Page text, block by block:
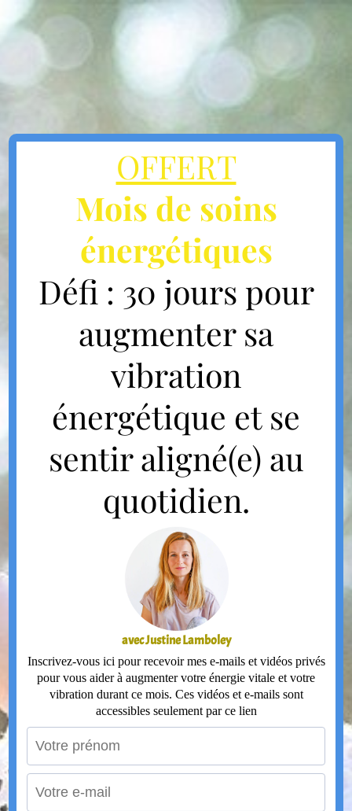
OFFERT
Mois de soins
énergétiques
Défi : 30 jours pour
augmenter sa
vibration
énergétique et se
sentir aligné(e) au
quotidien.
avec Justine Lamboley
Inscrivez-vous ici pour recevoir mes e-mails et vidéos privés
pour vous aider à augmenter votre énergie vitale et votre
vibration durant ce mois. Ces vidéos et e-mails sont
accessibles seulement par ce lien